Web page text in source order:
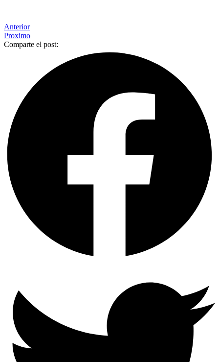
Anterior
Proximo
Comparte el post: